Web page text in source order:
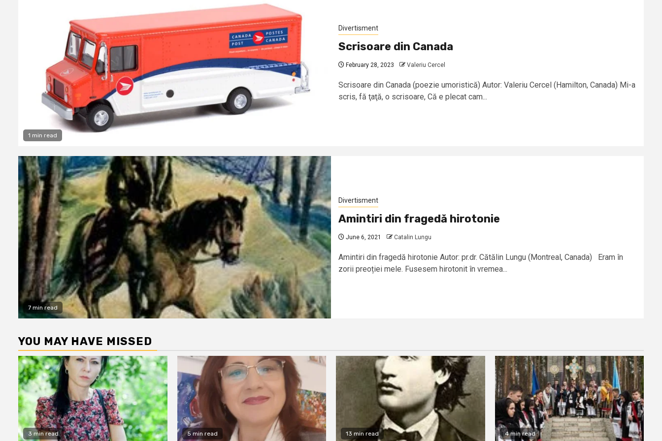
1 min read
Divertisment
Scrisoare din Canada
February 28, 2023 Valeriu Cercel
Scrisoare din Canada (poezie umoristică) Autor: Valeriu Cercel (Hamilton, Canada) Mi-a
scris, fă ţaţă, o scrisoare, Că e plecat cam...
7 min read
Divertisment
Amintiri din fragedă hirotonie
June 6, 2021 Catalin Lungu
Amintiri din fragedă hirotonie Autor: pr.dr. Cătălin Lungu (Montreal, Canada) Eram în
zorii preoției mele. Fusesem hirotonit în vremea...
YOU MAY HAVE MISSED
3 min read 5 min read 13 min read 4 min read